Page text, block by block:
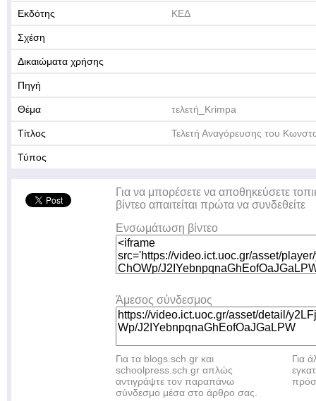
Εκδότης ΚΕΔ
Σχέση
Δικαιώματα χρήσης
Πηγή
Θέμα τελετή_Krimpa
Τίτλος Τελετή Αναγόρευσης του
Τύπος
Για να μπορέσετε να αποθηκεύσετε
βίντεο απαιτείται πρώτα να συνδεθείτε
Ενσωμάτωση βίντεο
Άμεσος σύνδεσμος
Για τα blogs.sch.gr και
schoolpress.sch.gr απλώς
αντιγράψτε τον παραπάνω
σύνδεσμο μέσα στο άρθρο σας.
Για